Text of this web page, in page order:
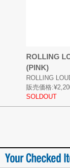
ROLLING
(PINK)
ROLLING
販売価格:
SOLDOUT